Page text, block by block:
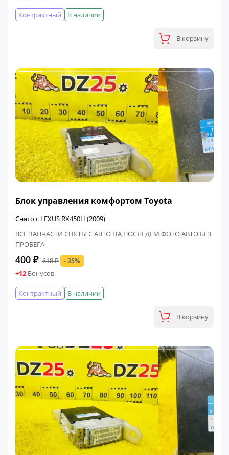
В наличии
Контрактный
В корзину
Блок управления комфортом Toyota
Снято с LEXUS RX450H (2009)
ВСЕ ЗАПЧАСТИ СНЯТЫ С АВТО НА ПОСЛЕДЕМ ФОТО АВТО БЕЗ
ПРОБЕГА
400 ₽ 618 ₽ - 35%
+12 Бонусов
В наличии
Контрактный
В корзину